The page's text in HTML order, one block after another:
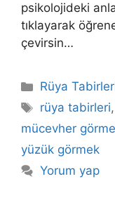
psikolojideki
tıklayarak
çevirsin…
Kategoriler
Rüya
Etiketler
rüya tabirleri,
mücevher
yüzük görmek
Yorum yap